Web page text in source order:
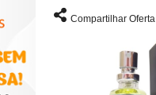
Compartilhar Oferta